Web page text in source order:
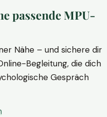
passende MPU-
Nähe – und sichere dir
Begleitung, die dich
Gespräch